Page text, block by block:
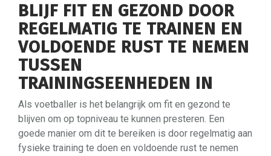
BLIJF FIT EN GEZOND DOOR
REGELMATIG TE TRAINEN EN
VOLDOENDE RUST TE NEMEN
TUSSEN
TRAININGSEENHEDEN IN
Als voetballer is het belangrijk om fit en gezond te
blijven om op topniveau te kunnen presteren. Een
goede manier om dit te bereiken is door regelmatig aan
fysieke training te doen en voldoende rust te nemen